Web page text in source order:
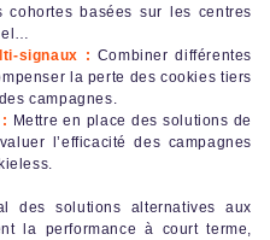
cohortes basées sur les centres
signaux : Combiner différentes
la perte des cookies tiers
campagnes.
Mettre en place des solutions de
l’efficacité des campagnes
des solutions alternatives aux
la performance à court terme,